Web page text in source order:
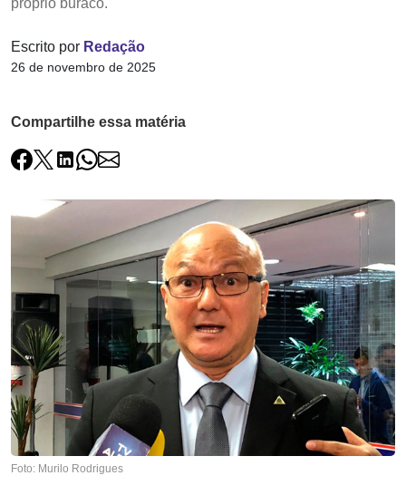
Escrito por Redação
26 de novembro de 2025
Compartilhe essa matéria
Foto: Murilo Rodrigues